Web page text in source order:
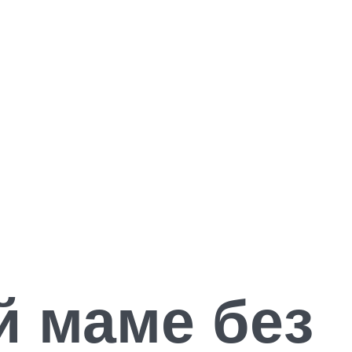
маме без